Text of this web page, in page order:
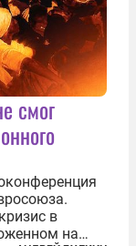
смог
в
на